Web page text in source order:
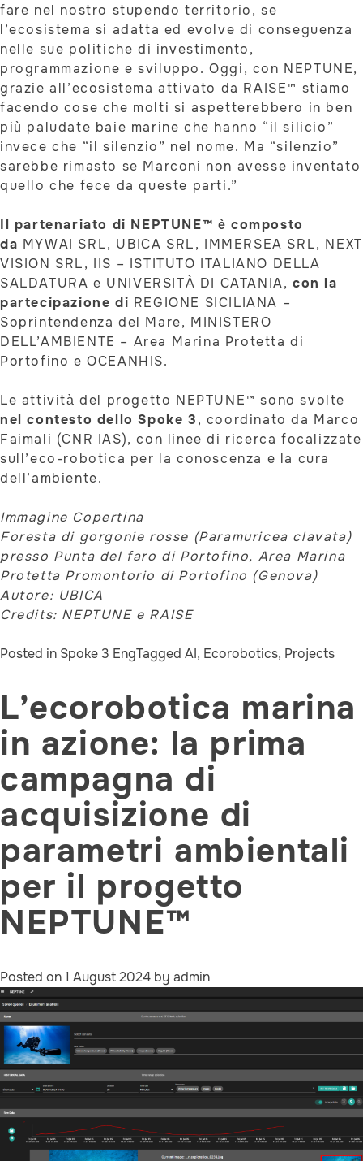
fare nel nostro stupendo territorio, se
l’ecosistema si adatta ed evolve di conseguenza
nelle sue politiche di investimento,
programmazione e sviluppo. Oggi, con NEPTUNE,
grazie all’ecosistema attivato da RAISE™ stiamo
facendo cose che molti si aspetterebbero in ben
più paludate baie marine che hanno “il silicio”
invece che “il silenzio” nel nome. Ma “silenzio”
sarebbe rimasto se Marconi non avesse inventato
quello che fece da queste parti.”
Il partenariato di NEPTUNE™ è composto
da MYWAI SRL, UBICA SRL, IMMERSEA SRL, NEXT
VISION SRL, IIS – ISTITUTO ITALIANO DELLA
SALDATURA e UNIVERSITÀ DI CATANIA,con la
partecipazione di REGIONE SICILIANA –
Soprintendenza del Mare, MINISTERO
DELL’AMBIENTE – Area Marina Protetta di
Portofino e OCEANHIS.
Le attività del progetto NEPTUNE™ sono svolte
nel contesto dello Spoke 3, coordinato da Marco
Faimali (CNR IAS), con linee di ricerca focalizzate
sull’eco-robotica per la conoscenza e la cura
dell’ambiente.
Immagine Copertina
Foresta di gorgonie rosse (Paramuricea clavata)
presso Punta del faro di Portofino, Area Marina
Protetta Promontorio di Portofino (Genova)
Autore: UBICA
Credits: NEPTUNE e RAISE
Posted in Spoke 3 EngTagged AI, Ecorobotics, Projects
L’ecorobotica marina
in azione: la prima
campagna di
acquisizione di
parametri ambientali
per il progetto
NEPTUNE™
Posted on1 August 2024 by admin